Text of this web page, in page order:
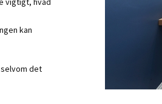
kan
det